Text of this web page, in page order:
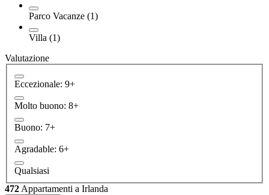
Parco Vacanze (1)
Villa (1)
Valutazione
Eccezionale: 9+
Molto buono: 8+
Buono: 7+
Agradable: 6+
Qualsiasi
472 Appartamenti a Irlanda